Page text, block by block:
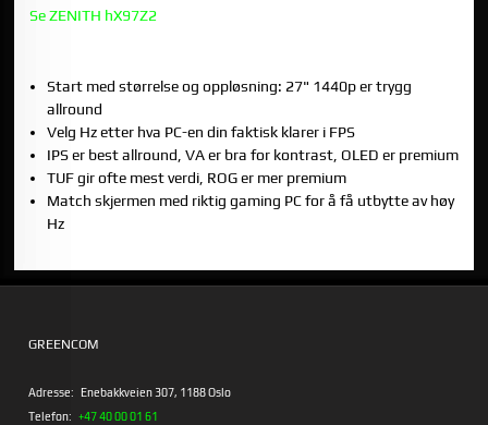
Se ZENITH hX97Z2
Start med størrelse og oppløsning: 27" 1440p er trygg
allround
Velg Hz etter hva PC-en din faktisk klarer i FPS
IPS er best allround, VA er bra for kontrast, OLED er premium
TUF gir ofte mest verdi, ROG er mer premium
Match skjermen med riktig gaming PC for å få utbytte av høy
Hz
GREENCOM
Adresse:
Enebakkveien 307, 1188 Oslo
Telefon: +47 40 00 01 61